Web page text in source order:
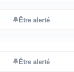
🔔Être alerté
🔔Être alerté